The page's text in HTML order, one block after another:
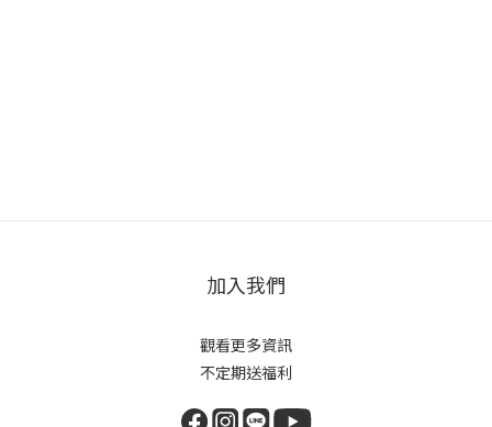
加入我們
觀看更多資訊
不定期送福利